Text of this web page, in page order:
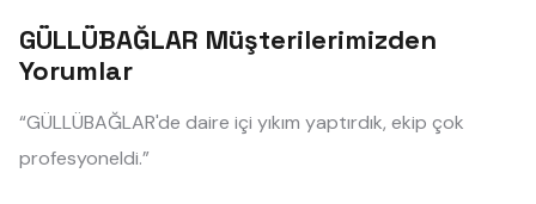
GÜLLÜBAĞLAR Müşterilerimizden
Yorumlar
“GÜLLÜBAĞLAR'de daire içi yıkım yaptırdık, ekip çok
profesyoneldi.”